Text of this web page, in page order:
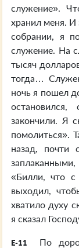
служение».
хранил меня. И
собрании, я
служение. На
тысяч
тогда…
ночь я пошел
закончили. Я
помолиться».
назад, почти
«Билли, что
выходил,
хватило духу
я сказал
E-11
По